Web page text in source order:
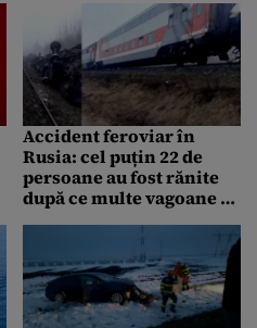
Accident feroviar în
Rusia: cel puțin 22 de
persoane au fost rănite
după ce multe vagoane au